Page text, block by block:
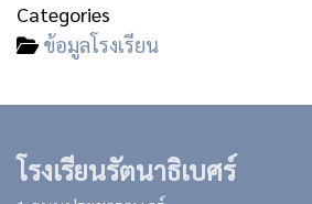
Categories
ข้อมูลโรงเรียน
โรงเรียนรัตนาธิเบศร์